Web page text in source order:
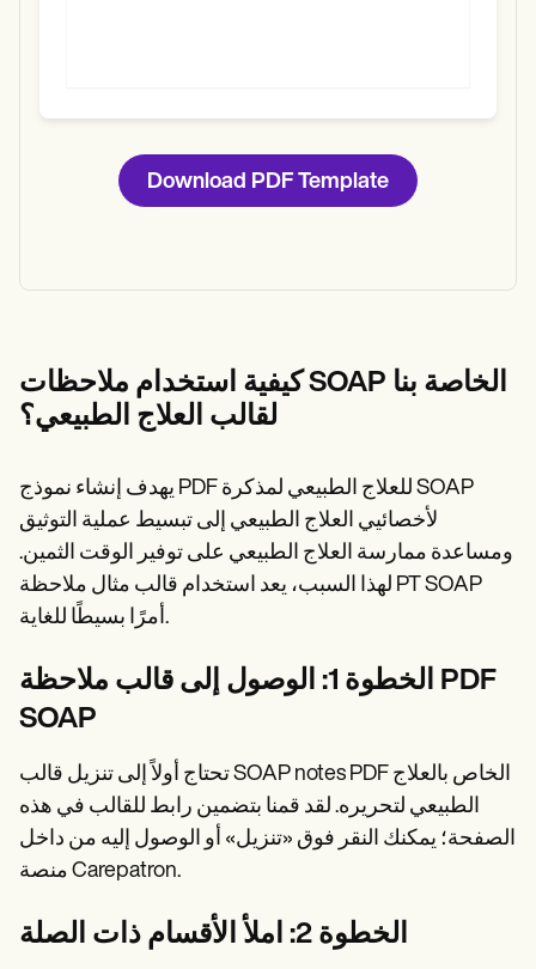
Download PDF Template
كيفية استخدام ملاحظات SOAP الخاصة بنا
لقالب العلاج الطبيعي؟
يهدف إنشاء نموذج PDF للعلاج الطبيعي لمذكرة SOAP
لأخصائيي العلاج الطبيعي إلى تبسيط عملية التوثيق
ومساعدة ممارسة العلاج الطبيعي على توفير الوقت الثمين.
لهذا السبب، يعد استخدام قالب مثال ملاحظة PT SOAP
أمرًا بسيطًا للغاية.
الخطوة 1: الوصول إلى قالب ملاحظة PDF
SOAP
تحتاج أولاً إلى تنزيل قالب SOAP notes PDF الخاص بالعلاج
الطبيعي لتحريره. لقد قمنا بتضمين رابط للقالب في هذه
الصفحة؛ يمكنك النقر فوق «تنزيل» أو الوصول إليه من داخل
منصة Carepatron.
الخطوة 2: املأ الأقسام ذات الصلة